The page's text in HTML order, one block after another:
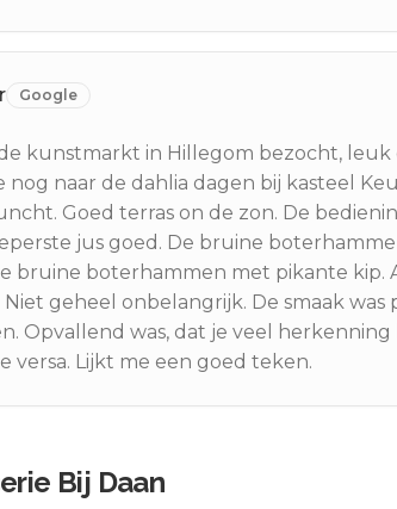
Google
kunstmarkt in Hillegom bezocht,
nog naar de dahlia dagen bij kasteel
Goed terras on de zon. De
jus goed. De bruine
bruine boterhammen met pikante kip.
geheel onbelangrijk. De smaak was
Opvallend was, dat je veel
versa. Lijkt me een goed teken.
Bij Daan